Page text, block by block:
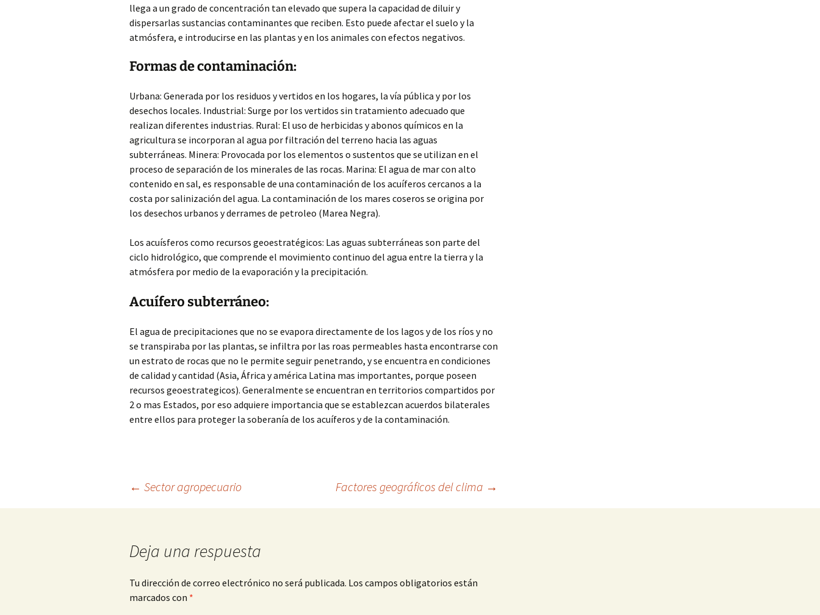
llega a un grado de concentración tan elevado que supera la capacidad de diluir y
dispersarlas sustancias contaminantes que reciben. Esto puede afectar el suelo y la
atmósfera, e introducirse en las plantas y en los animales con efectos negativos.
Formas de contaminación:
Urbana: Generada por los residuos y vertidos en los hogares, la vía pública y por los
desechos locales. Industrial: Surge por los vertidos sin tratamiento adecuado que
realizan diferentes industrias. Rural: El uso de herbicidas y abonos químicos en la
agricultura se incorporan al agua por filtración del terreno hacia las aguas
subterráneas. Minera: Provocada por los elementos o sustentos que se utilizan en el
proceso de separación de los minerales de las rocas. Marina: El agua de mar con alto
contenido en sal, es responsable de una contaminación de los acuíferos cercanos a la
costa por salinización del agua. La contaminación de los mares coseros se origina por
los desechos urbanos y derrames de petroleo (Marea Negra).
Los acuísferos como recursos geoestratégicos: Las aguas subterráneas son parte del
ciclo hidrológico, que comprende el movimiento continuo del agua entre la tierra y la
atmósfera por medio de la evaporación y la precipitación.
Acuífero subterráneo:
El agua de precipitaciones que no se evapora directamente de los lagos y de los ríos y no
se transpiraba por las plantas, se infiltra por las roas permeables hasta encontrarse con
un estrato de rocas que no le permite seguir penetrando, y se encuentra en condiciones
de calidad y cantidad (Asia, África y américa Latina mas importantes, porque poseen
recursos geoestrategicos). Generalmente se encuentran en territorios compartidos por
2 o mas Estados, por eso adquiere importancia que se establezcan acuerdos bilaterales
entre ellos para proteger la soberanía de los acuíferos y de la contaminación.
Navegación
← Sector agropecuario Factores geográficos del clima →
Deja una respuesta
Tu dirección de correo electrónico no será publicada. Los campos obligatorios están
marcados con *